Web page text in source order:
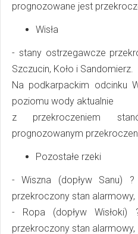
prognozowane jest
Wisła
- stany ostrzegawcze
Szczucin, Koło i Sandomierz.
Na podkarpackim odcinku
poziomu wody aktualnie
z przekroczeniem
prognozowanym
Pozostałe rzeki
- Wiszna (dopływ Sanu)
przekroczony stan alarmowy,
- Ropa (dopływ Wisłoki)
przekroczony stan alarmowy,